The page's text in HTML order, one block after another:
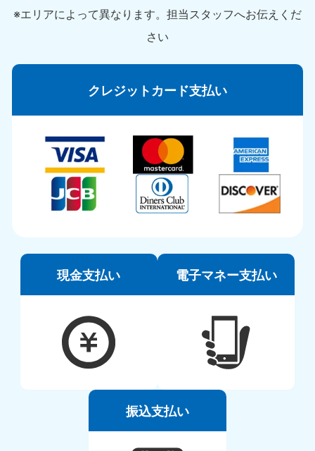
※エリアによって異なります。担当スタッフへお伝えくだ
さい
クレジットカード支払い
現金支払い 電子マネー支払い
振込支払い